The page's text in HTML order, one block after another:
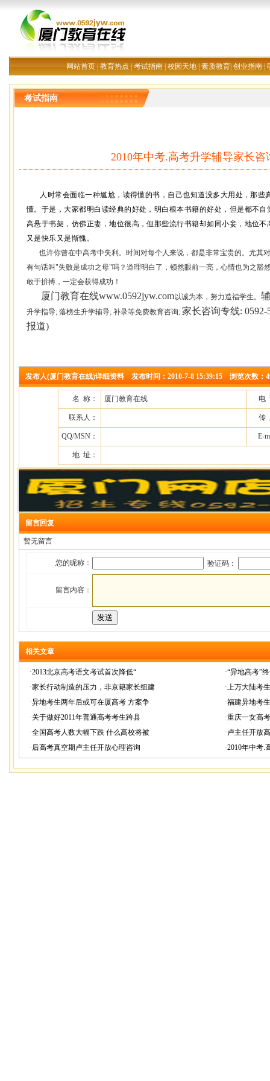
网站首页|教育热点|考试指南|校园天地|素质教育|创业指南|
考试指南
2010年中考.高考升学辅导家长咨
人时常会面临一种尴尬，读得懂的书，自己也知道没多大用处，那
懂。于是，大家都明白读经典的好处，明白根本书籍的好处，但是都不
高悬于书架，仿佛正妻，地位很高，但那些流行书籍却如同小妾，地位
又是快乐又是惭愧。
也许你曾在中高考中失利。时间对每个人来说，都是非常宝贵的。尤其
有句话叫"失败是成功之母"吗？道理明白了，顿然眼前一亮，心情也为之豁
敢于拚搏，一定会获得成功！
厦门教育在线www.0592jyw.com以诚为本，努力造福学生。
升学指导; 落榜生升学辅导; 补录等免费教育咨询; 家长咨询专线:
报道)
发布人(厦门教育在线)详细资料 发布时间：2010-7-8 15:39:15 浏览次数：
名 称： 厦门教育在线 电
联系人： 传
QQ/MSN： E-
地 址：
留言回复
暂无留言
您的昵称： 验证码：
留言内容：
相关文章
·2013北京高考语文考试首次降低“ ·“异地高考”
·家长行动制造的压力，非京籍家长组建 ·上万大陆考
·异地考生两年后或可在厦高考 方案争 ·福建异地考
·关于做好2011年普通高考考生跨县 ·重庆一女高
·全国高考人数大幅下跌 什么高校将被 ·卢主任开放
·后高考真空期卢主任开放心理咨询 ·2010年中考.